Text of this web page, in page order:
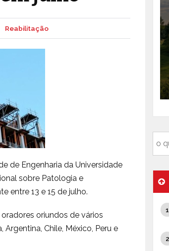
Reabilitação
de Engenharia da Universidade
sobre Patologia e
entre 13 e 15 de julho.
oriundos de vários
Argentina, Chile, México, Peru e